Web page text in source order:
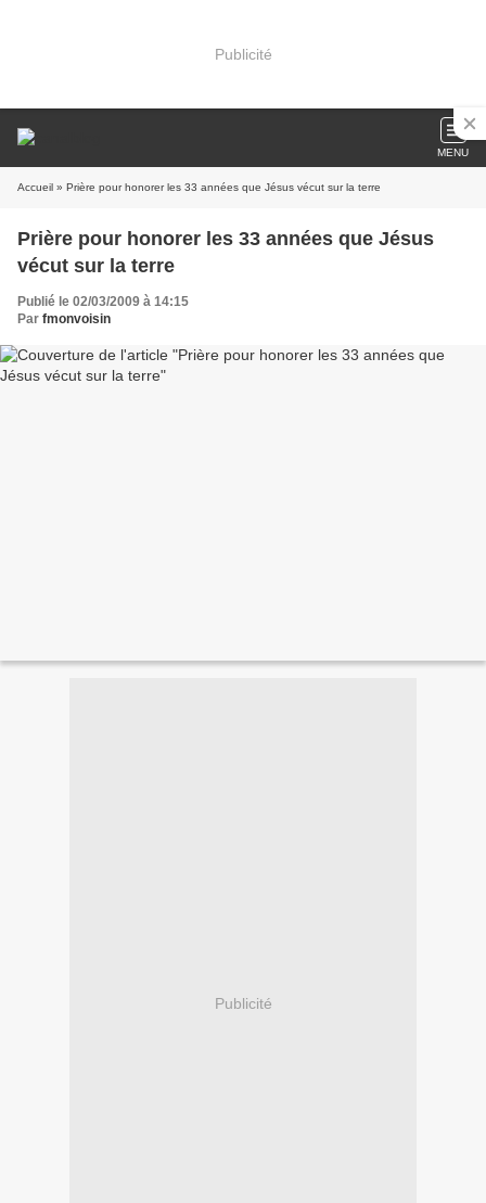
Publicité
MENU
Accueil » Prière pour honorer les 33 années que Jésus vécut sur la terre
Prière pour honorer les 33 années que Jésus
vécut sur la terre
Publié le 02/03/2009 à 14:15
Par fmonvoisin
Publicité